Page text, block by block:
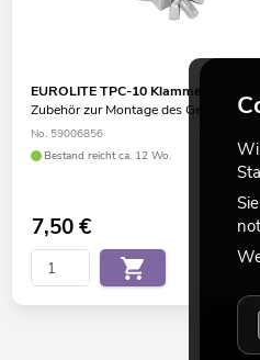
EUROLITE TPC-10 Klammer, silber
Zubehör zur Montage des Gerätes
No. 59006856
Bestand reicht ca. 12 Wo.
7,50€